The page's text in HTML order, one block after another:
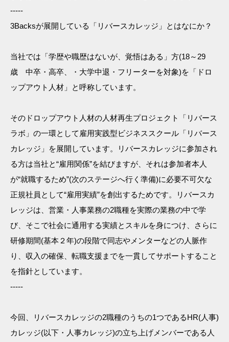
-----
3Backsが展開している「リバースカレッジ」とはなにか？
当社では「学歴や職歴はないが、覚悟はある」方(18～29
歳 中卒・高卒、・大学中退・フリーターを対象)を「ドロ
ップアウト人材」と呼称しています。
そのドロップアウト人材の人材再生プロジェクト「リバース
ラボ」の一環として雇用実践型ビジネススクール「リバース
カレッジ」を展開しています。リバースカレッジに参加され
る方は当社と“雇用関係”を結びますが、それは参加者本人
が“就職するため”(次のステージへ行く準備)に必要不可欠な
正規社員として“雇用実績”を創出するためです。リバースカ
レッジは、営業・人事業務の2職種を実際の業務の中で学
び、そこで社会に通用する実績とスキルを身につけ、さらに
研修期間(基本２年)の段階で同志やメンターなどの人脈作
り、収入の確保、転職支援までを一貫してサポートすること
を指針としています。
-----
今回、リバースカレッジの2職種のうちの1つであるHR(人事)
カレッジ(以下・人事カレッジ)の立ち上げメンバーである人